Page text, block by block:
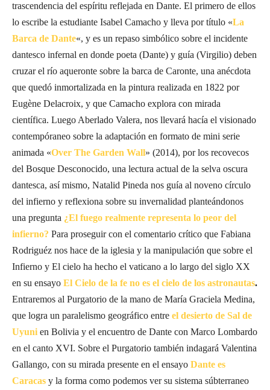
trascendencia del espíritu reflejada en Dante. El primero de ellos
lo escribe la estudiante Isabel Camacho y lleva por título «La
Barca de Dante«, y es un repaso simbólico sobre el incidente
dantesco infernal en donde poeta (Dante) y guía (Virgilio) deben
cruzar el río aqueronte sobre la barca de Caronte, una anécdota
que quedó inmortalizada en la pintura realizada en 1822 por
Eugène Delacroix, y que Camacho explora con mirada
científica. Luego Aberlado Valera, nos llevará hacía el visionado
contempóraneo sobre la adaptación en formato de mini serie
animada «Over The Garden Wall» (2014), por los recovecos
del Bosque Desconocido, una lectura actual de la selva oscura
dantesca, así mismo, Natalid Pineda nos guía al noveno círculo
del infierno y reflexiona sobre su invernalidad planteándonos
una pregunta ¿El fuego realmente representa lo peor del
infierno? Para proseguir con el comentario crítico que Fabiana
Rodriguéz nos hace de la iglesia y la manipulación que sobre el
Infierno y El cielo ha hecho el vaticano a lo largo del siglo XX
en su ensayo El Cielo de la fe no es el cielo de los astronautas.
Entraremos al Purgatorio de la mano de María Graciela Medina,
que logra un paralelismo geográfico entre el desierto de Sal de
Uyuni en Bolivia y el encuentro de Dante con Marco Lombardo
en el canto XVI. Sobre el Purgatorio también indagará Valentina
Gallango, con su mirada presente en el ensayo Dante es
Caracas y la forma como podemos ver su sistema súbterraneo